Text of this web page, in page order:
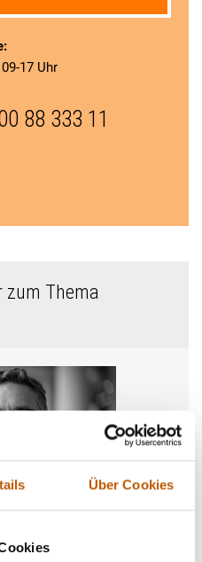
Über Cookies
17 Uhr
88 333 11
zum Thema